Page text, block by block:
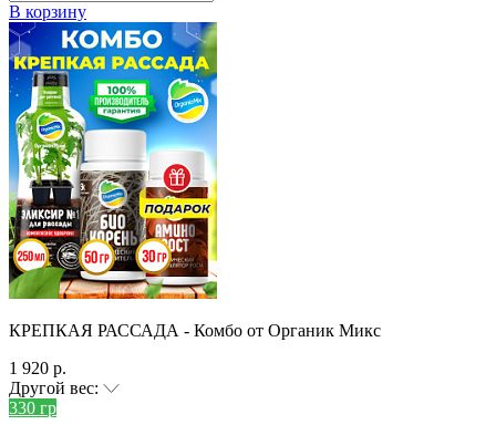
В корзину
КРЕПКАЯ РАССАДА - Комбо от Органик Микс
1 920 р.
Другой вес:
330 гр